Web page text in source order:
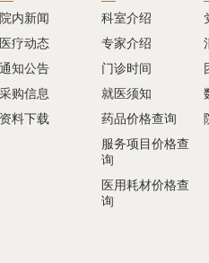
院内新闻
医疗动态
通知公告
采购信息
资料下载
科室介绍
专家介绍
门诊时间
就医须知
药品价格查询
服务项目价格查
询
医用耗材价格查
询